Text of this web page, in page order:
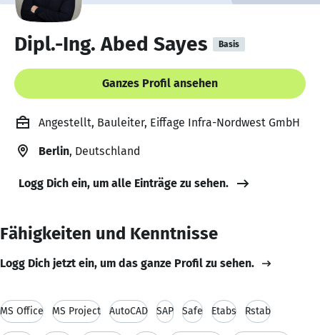
Dipl.-Ing. Abed Sayes Basis
Ganzes Profil ansehen
Angestellt, Bauleiter, Eiffage Infra-Nordwest GmbH
Berlin, Deutschland
Logg Dich ein, um alle Einträge zu sehen.
Fähigkeiten und Kenntnisse
Logg Dich jetzt ein, um das ganze Profil zu sehen.
MS Office MS Project AutoCAD SAP Safe Etabs Rstab